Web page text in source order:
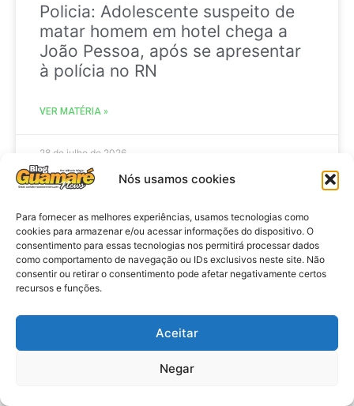
Nós usamos cookies
Para fornecer as melhores experiências, usamos tecnologias como
cookies para armazenar e/ou acessar informações do dispositivo. O
consentimento para essas tecnologias nos permitirá processar dados
como comportamento de navegação ou IDs exclusivos neste site. Não
consentir ou retirar o consentimento pode afetar negativamente certos
recursos e funções.
Aceitar
Negar
Policia: Adolescente suspeito de
matar homem em hotel chega a
João Pessoa, após se apresentar
à polícia no RN
VER MATÉRIA »
28 de julho de 2026
ELEIÇÕES